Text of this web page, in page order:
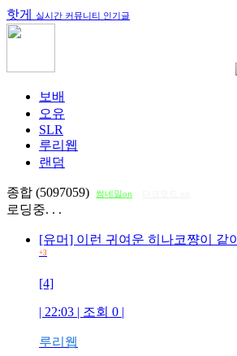
핫게 실시간 커뮤니티 인기글
보배
오유
SLR
루리웹
랜덤
종합 (5097059) 썸네일on
로딩중. . .
[유머] 이런 귀여운 히나코쨩이 같
+3
[4]
| 22:03 | 조회 0 |
루리웹